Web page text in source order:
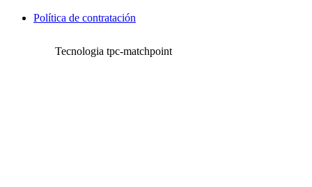
Política de contratación
Tecnologia tpc-matchpoint